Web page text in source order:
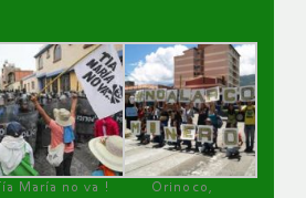
María no va ! Orinoco,